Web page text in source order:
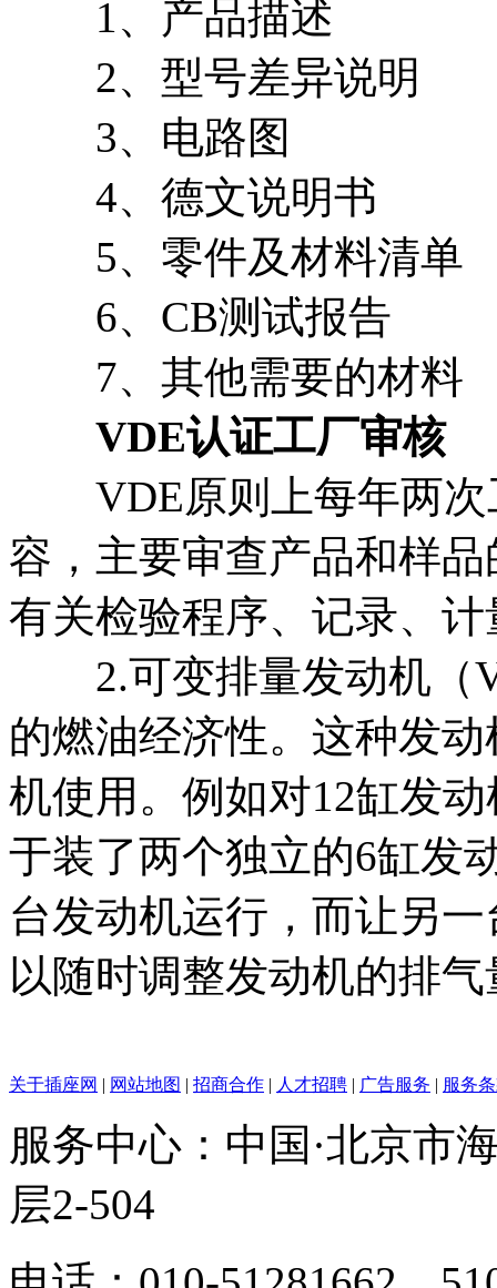
1、产品描述
2、型号差异说明
3、电路图
4、德文说明书
5、零件及材料清单
6、CB测试报告
7、其他需要的材料
VDE认证工厂审核
VDE原则上每年两次
容，主要审查产品和样
有关检验程序、记录、
2.可变排量发动机（
的燃油经济性。这种发
机使用。例如对12缸发
于装了两个独立的6缸发
台发动机运行，而让另
以随时调整发动机的排
关于插座网 | 网站地图 | 招商合作 | 人才招聘 | 广告服务 | 服务
服务中心：中国·北京市
层2-504